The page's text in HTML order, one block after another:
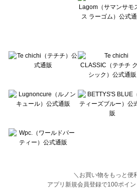
＼お買い物をもっと便
アプリ新規会員登録で100ポイン